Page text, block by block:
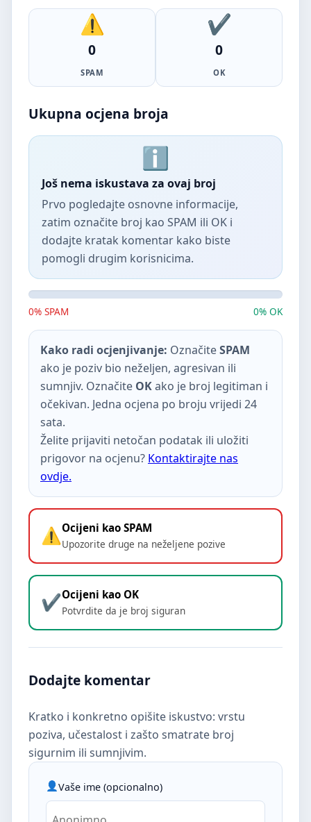
0
SPAM
0
OK
Ukupna ocjena broja
Još nema iskustava za ovaj broj
Prvo pogledajte osnovne informacije,
zatim označite broj kao SPAM ili OK i
dodajte kratak komentar kako biste
pomogli drugim korisnicima.
0% SPAM 0% OK
Kako radi ocjenjivanje: OznačiteSPAM
ako je poziv bio neželjen, agresivan ili
sumnjiv. Označite OKako je broj legitiman i
očekivan. Jedna ocjena po broju vrijedi 24
sata.
Želite prijaviti netočan podatak ili uložiti
prigovor na ocjenu? Kontaktirajte nas
ovdje.
Ocijeni kao SPAM
Upozorite druge na neželjene pozive
Ocijeni kao OK
Potvrdite da je broj siguran
Dodajte komentar
Kratko i konkretno opišite iskustvo: vrstu
poziva, učestalost i zašto smatrate broj
sigurnim ili sumnjivim.
Vaše ime (opcionalno)